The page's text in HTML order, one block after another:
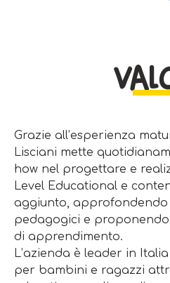
Grazie all’esperienza
Lisciani mette
how nel progettare e
Level Educational e
aggiunto, approfondendo
pedagogici e
di apprendimento.
L’azienda è leader in
per bambini e ragazzi